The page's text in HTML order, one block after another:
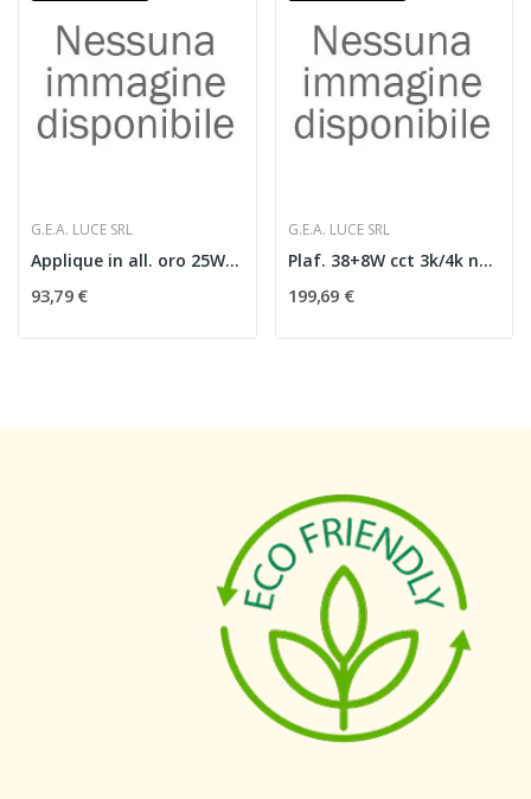
G.E.A. LUCE SRL
Applique in all. oro 25W LED
93,79 €
G.E.A. LUCE SRL
Plaf. 38+8W cct 3k/4k nero
199,69 €